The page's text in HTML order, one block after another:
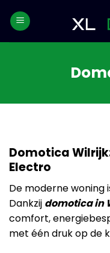
Domotica
Electro
De moderne woning
Dankzij domotica in
comfort,
met één druk op de